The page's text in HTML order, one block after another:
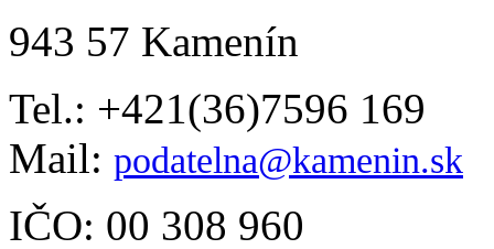
943 57 Kamenín
Tel.: +421(36)7596 169
Mail: podatelna@kamenin.sk
IČO: 00 308 960